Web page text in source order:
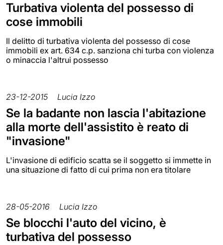
Turbativa violenta del possesso di
cose immobili
Il delitto di turbativa violenta del possesso di cose
immobili ex art. 634 c.p. sanziona chi turba con violenza
o minaccia l'altrui possesso
23-12-2015 Lucia Izzo
Se la badante non lascia l'abitazione
alla morte dell'assistito è reato di
"invasione"
L'invasione di edificio scatta se il soggetto si immette in
una situazione di fatto di cui prima non era titolare
28-05-2016 Lucia Izzo
Se blocchi l'auto del vicino, è
turbativa del possesso